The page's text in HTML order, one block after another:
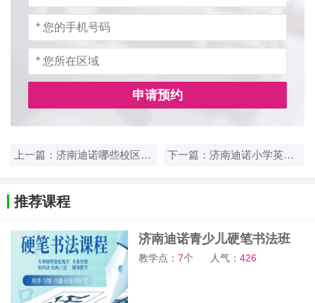
申请预约
上一篇：济南迪诺哪些校区有小学英语S剑桥体系课程？ 下一篇：济南迪诺小学英语S剑桥体系课程招生简章！
推荐课程
济南迪诺青少儿硬笔书法班
教学点：7个 人气：426